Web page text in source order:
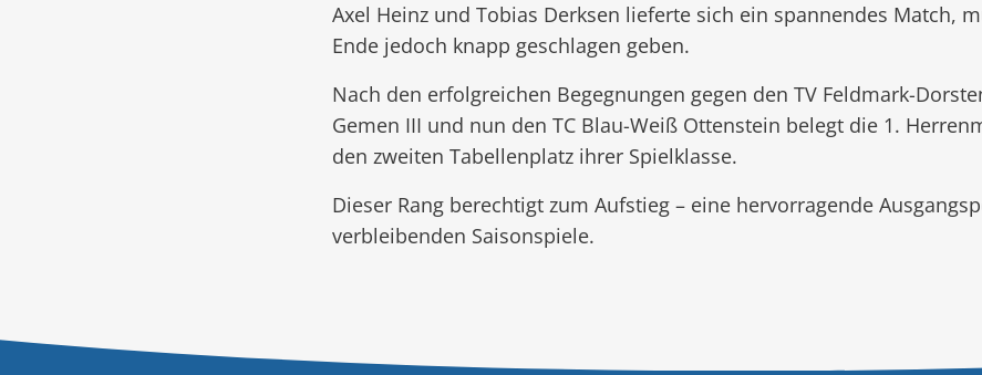
Axel Heinz und Tobias Derksen lieferte sich ein spannendes Match,
Ende jedoch knapp geschlagen geben.
Nach den erfolgreichen Begegnungen gegen den TV Feldmark-
Gemen III und nun den TC Blau-Weiß Ottenstein belegt die 1.
den zweiten Tabellenplatz ihrer Spielklasse.
Dieser Rang berechtigt zum Aufstieg – eine hervorragende
verbleibenden Saisonspiele.